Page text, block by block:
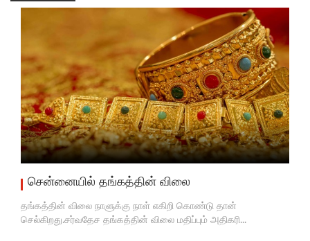
சென்னையில் தங்கத்தின் விலை
தங்கத்தின் விலை நாளுக்கு நாள் எகிறி கொண்டு தான்
செல்கிறது.சர்வதேச தங்கத்தின் விலை மதிப்பும் அதிகரி...